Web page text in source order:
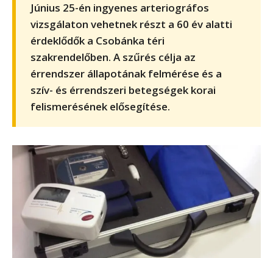
Június 25-én ingyenes arteriográfos
vizsgálaton vehetnek részt a 60 év alatti
érdeklődők a Csobánka téri
szakrendelőben. A szűrés célja az
érrendszer állapotának felmérése és a
szív- és érrendszeri betegségek korai
felismerésének elősegítése.